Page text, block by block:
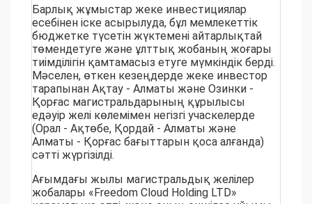
Барлық жұмыстар жеке инвестициялар
есебінен іске асырылуда, бұл мемлекеттік
бюджетке түсетін жүктемені айтарлықтай
төмендетуге және ұлттық жобаның жоғары
тиімділігін қамтамасыз етуге мүмкіндік берді.
Мәселен, өткен кезеңдерде жеке инвестор
тарапынан Ақтау - Алматы және Озинки -
Қорғас магистральдарының құрылысы
едәуір желі көлемімен негізгі учаскелерде
(Орал - Ақтөбе, Қордай - Алматы және
Алматы - Қорғас бағыттарын қоса алғанда)
сәтті жүргізілді.
Ағымдағы жылы магистральдық желілер
жобалары «Freedom Cloud Holding LTD»